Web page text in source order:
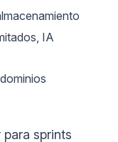
IA
sprints